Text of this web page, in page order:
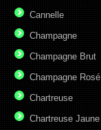
Cannelle
Champagne
Champagne Brut
Champagne Rosé
Chartreuse
Chartreuse Jaune